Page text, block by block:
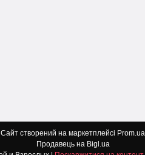
Сайт створений на маркетплейсі Prom.ua
Продавець на Bigl.ua